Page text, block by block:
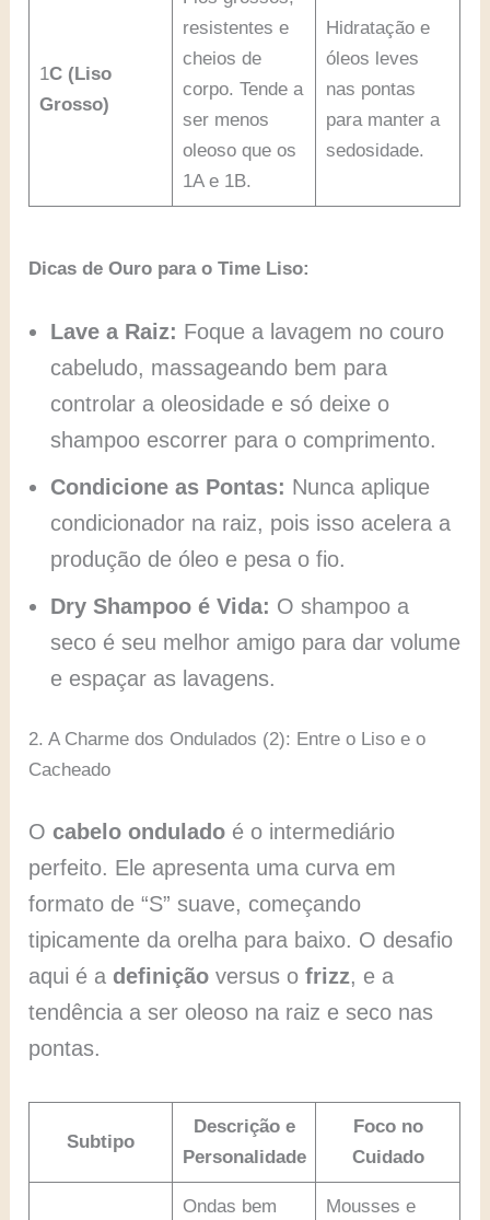
1C (Liso
Grosso)
resistentes e
cheios de
corpo. Tende a
ser menos
oleoso que os
1A e 1B.
Hidratação e
óleos leves
nas pontas
para manter a
sedosidade.
Dicas de Ouro para o Time Liso:
Lave a Raiz: Foque a lavagem no couro
cabeludo, massageando bem para
controlar a oleosidade e só deixe o
shampoo escorrer para o comprimento.
Condicione as Pontas: Nunca aplique
condicionador na raiz, pois isso acelera a
produção de óleo e pesa o fio.
Dry Shampoo é Vida: O shampoo a
seco é seu melhor amigo para dar volume
e espaçar as lavagens.
2. A Charme dos Ondulados (2): Entre o Liso e o
Cacheado
Ocabelo ondulado é o intermediário
perfeito. Ele apresenta uma curva em
formato de “S” suave, começando
tipicamente da orelha para baixo. O desafio
aqui é a definição versus ofrizz, e a
tendência a ser oleoso na raiz e seco nas
pontas.
Subtipo
Descrição e
Personalidade
Foco no
Cuidado
Ondas bem
Mousses e